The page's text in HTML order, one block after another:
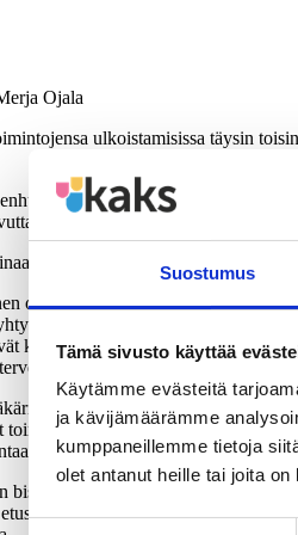
Suostumus
Tämä sivusto käyttää
Käytämme evästeitä
ja kävijämäärämme
kumppaneillemme tietoja
olet antanut heille tai joita
Ojala
ulkoistamisissa täysin
yritykselle eli luovuttaa
tällaisen liiketoiminnan
sähköyhtiöitä, niistä otettiin
on kunta-alan kuumimpia aiheita.
toimintaa, kontrolloimassa ja
kunnat sovella näihin
yrityksissä
tai terveydenhuoltofirma myy
nyt ”vähän hölmösti”, jos
ulos, se on liiketoiminnan
bisnesjohtajan rintaäänellä. Hän
Eksote:n puheenjohtajan